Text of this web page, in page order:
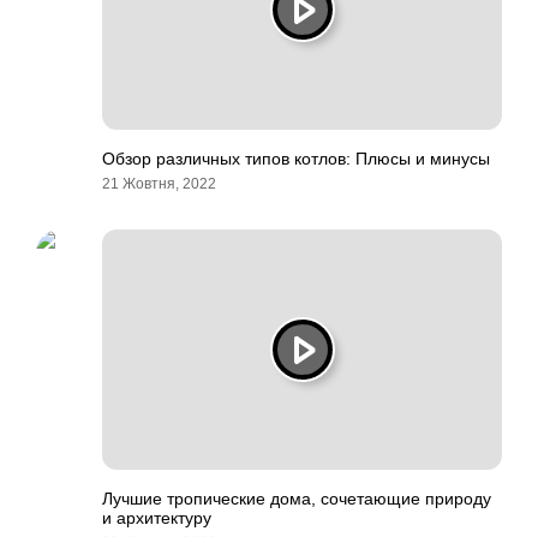
Обзор различных типов котлов: Плюсы и минусы
21 Жовтня, 2022
Лучшие тропические дома, сочетающие природу
и архитектуру